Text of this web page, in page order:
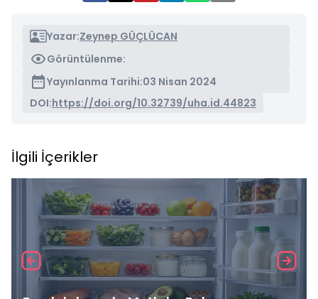
Yazar:Zeynep GÜÇLÜCAN
Görüntülenme:
Yayınlanma Tarihi:03 Nisan 2024
DOI:https://doi.org/10.32739/uha.id.44823
İlgili İçerikler